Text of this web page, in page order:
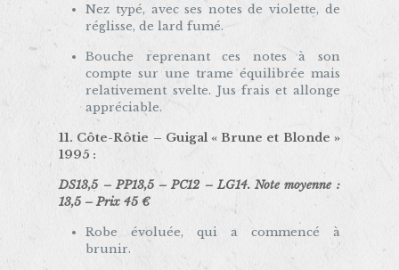
Nez typé, avec ses notes de violette, de
réglisse, de lard fumé.
Bouche reprenant ces notes à son
compte sur une trame équilibrée mais
relativement svelte. Jus frais et allonge
appréciable.
11. Côte-Rôtie – Guigal « Brune et Blonde »
1995 :
DS13,5 – PP13,5 – PC12 – LG14. Note moyenne :
13,5 – Prix 45 €
Robe évoluée, qui a commencé à
brunir.